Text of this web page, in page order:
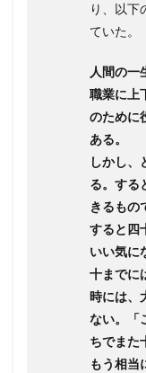
り、以下
ていた。
人間の一
職業に上
のために
ある。
しかし、
る。する
きるもの
すると四
いい気に
十までに
時には、
ない。「
ちでまた
もう相当